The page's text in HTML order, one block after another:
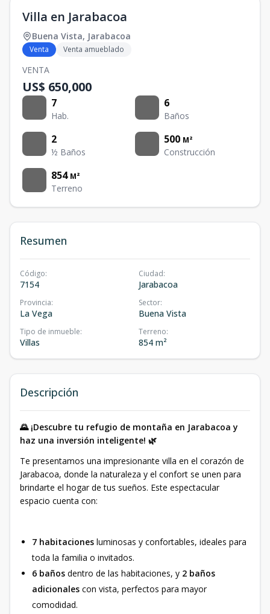
Villa en Jarabacoa
Buena Vista, Jarabacoa
Venta Venta amueblado
VENTA
US$ 650,000
7
Hab.
6
Baños
2
½ Baños
500 M²
Construcción
854 M²
Terreno
Resumen
Código:
7154
Ciudad:
Jarabacoa
Provincia:
La Vega
Sector:
Buena Vista
Tipo de inmueble:
Villas
Terreno:
854 m²
Descripción
🌄 ¡Descubre tu refugio de montaña en Jarabacoa y
haz una inversión inteligente! 🌿
Te presentamos una impresionante villa en el corazón de
Jarabacoa, donde la naturaleza y el confort se unen para
brindarte el hogar de tus sueños. Este espectacular
espacio cuenta con:
7 habitaciones luminosas y confortables, ideales para
toda la familia o invitados.
6 baños dentro de las habitaciones, y 2 baños
adicionales con vista, perfectos para mayor
comodidad.